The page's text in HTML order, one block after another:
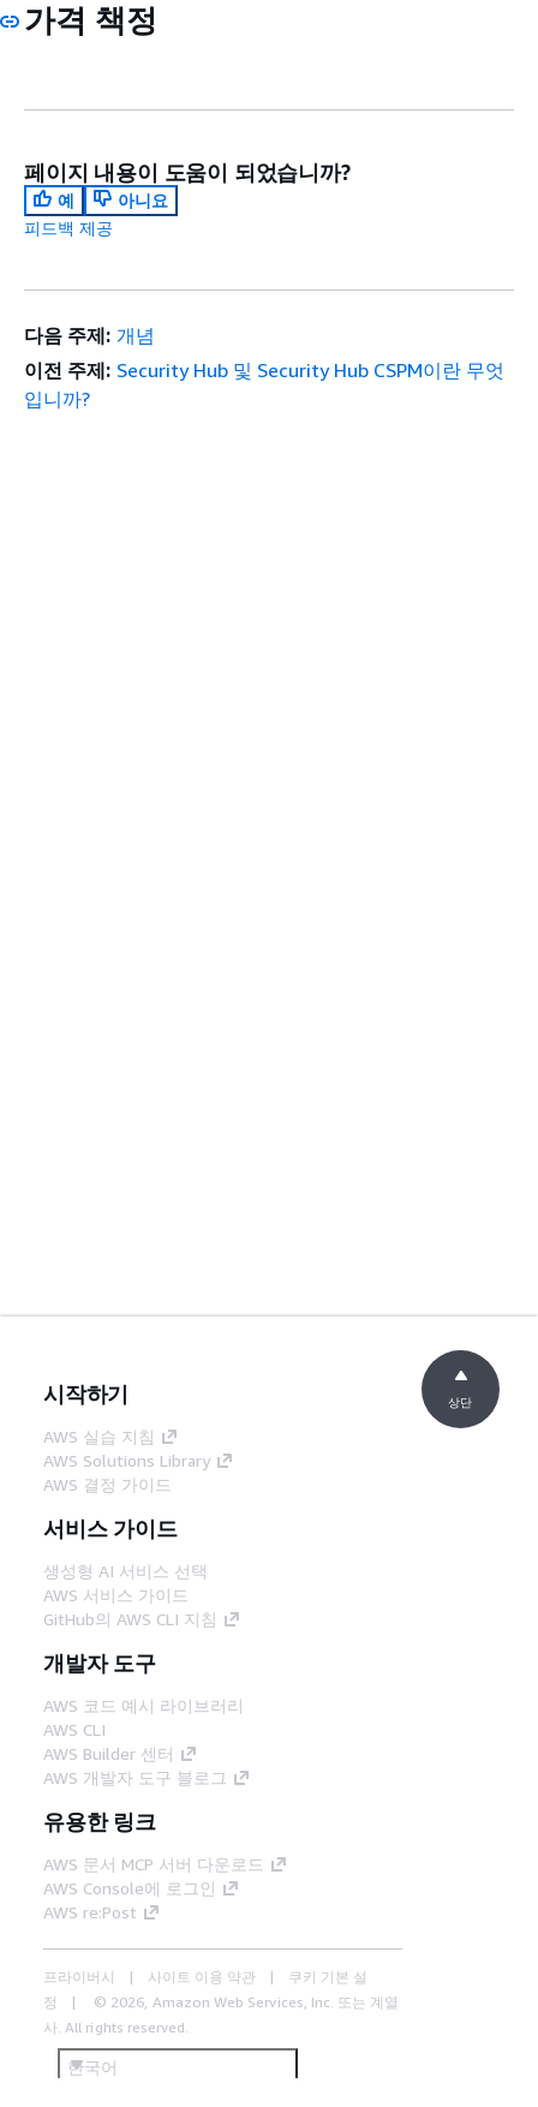
가격 책정
페이지 내용이 도움이 되었습니까?
예
아니요
피드백 제공
다음 주제: 개념
이전 주제: Security Hub 및 Security Hub CSPM이란 무엇
입니까?
시작하기
AWS 실습 지침
AWS Solutions Library
AWS 결정 가이드
서비스 가이드
생성형 AI 서비스 선택
AWS 서비스 가이드
GitHub의 AWS CLI 지침
개발자 도구
AWS 코드 예시 라이브러리
AWS CLI
AWS Builder 센터
AWS 개발자 도구 블로그
유용한 링크
AWS 문서 MCP 서버 다운로드
AWS Console에 로그인
AWS re:Post
프라이버시 사이트 이용 약관
쿠키 기본 설
정
© 2026, Amazon Web Services, Inc. 또는 계열
사. All rights reserved.
한국어
상단